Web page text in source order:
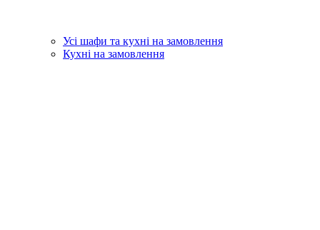
Усі шафи та кухні на замовлення
Кухні на замовлення